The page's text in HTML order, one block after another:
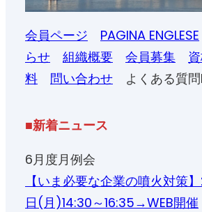
会員ページ PAGINA ENGLESE
らせ
組織概要 会員募集
料
問い合わせ よくある質
■新着ニュース
6月度月例会
【いま必要な企業の噴火対策
日(月)14:30～16:35→WEB開催